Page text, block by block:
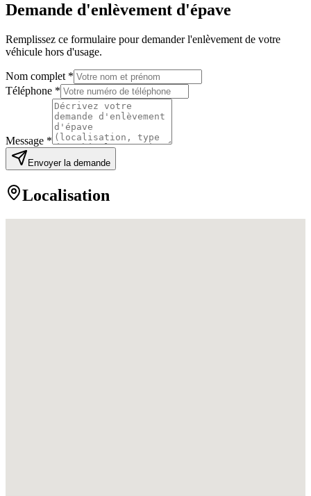
Demande d'enlèvement d'épave
Remplissez ce formulaire pour demander l'enlèvement de votre
véhicule hors d'usage.
Nom complet *
Téléphone *
Message *
Envoyer la demande
Localisation